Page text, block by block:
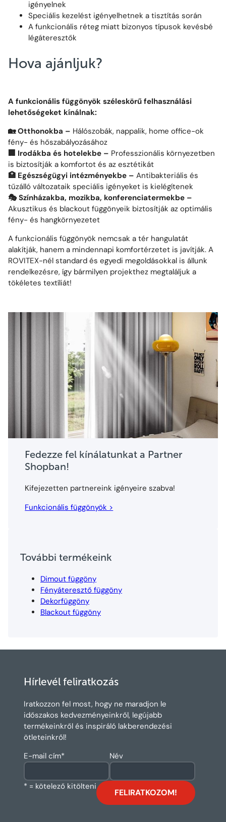
igényelnek
Speciális kezelést igényelhetnek a tisztítás során
A funkcionális réteg miatt bizonyos típusok kevésbé
légáteresztők
Hova ajánljuk?
A funkcionális függönyök széleskörű felhasználási
lehetőségeket kínálnak:
🏡 Otthonokba – Hálószobák, nappalik, home office-ok
fény- és hőszabályozásához
🏢 Irodákba és hotelekbe – Professzionális környezetben
is biztosítják a komfortot és az esztétikát
🏥 Egészségügyi intézményekbe – Antibakteriális és
tűzálló változataik speciális igényeket is kielégítenek
🎭 Színházakba, mozikba, konferenciatermekbe –
Akusztikus és blackout függönyeik biztosítják az optimális
fény- és hangkörnyezetet
A funkcionális függönyök nemcsak a tér hangulatát
alakítják, hanem a mindennapi komfortérzetet is javítják. A
ROVITEX-nél standard és egyedi megoldásokkal is állunk
rendelkezésre, így bármilyen projekthez megtaláljuk a
tökéletes textíliát!
Fedezze fel kínálatunkat a Partner
Shopban!
Kifejezetten partnereink igényeire szabva!
Funkcionális függönyök >
További termékeink
Dimout függöny
Fényáteresztő függöny
Dekorfüggöny
Blackout függöny
Hírlevél feliratkozás
Iratkozzon fel most, hogy ne maradjon le
időszakos kedvezményeinkről, legújabb
termékeinkről és inspiráló lakberendezési
ötleteinkről!
E-mail cím* Név
* = kötelező kitölteni